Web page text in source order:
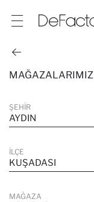
MAĞAZALARIMIZ
ŞEHIR
AYDIN
İLÇE
KUŞADASI
MAĞAZA